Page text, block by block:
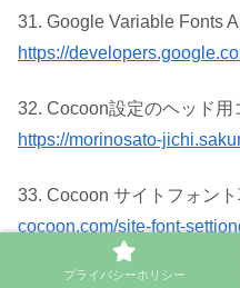
31. Google Variable Fonts
https://
32. Cocoon設定のヘッド
https://morinosato-
33. Cocoon サイトフォン
cocoon.com/site-font-
34. Google Fonts から
プライバシーホリシー